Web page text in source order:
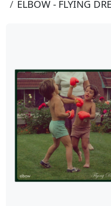
ELBOW - FLYING